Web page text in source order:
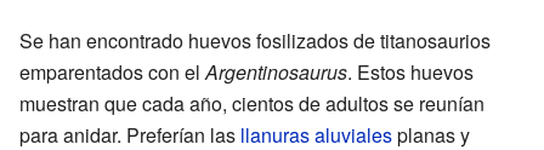
Se han encontrado huevos fosilizados de titanosaurios
emparentados con elArgentinosaurus. Estos huevos
muestran que cada año, cientos de adultos se reunían
para anidar. Preferían las llanuras aluvialesplanas y